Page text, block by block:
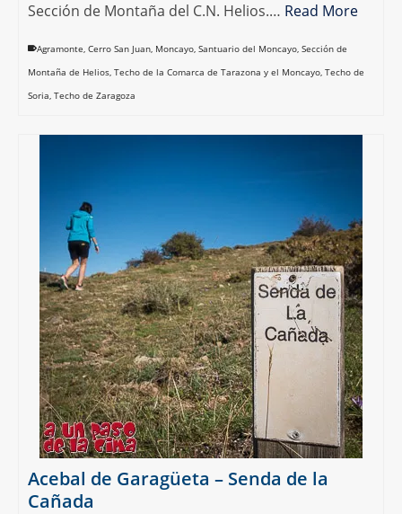
Sección de Montaña del C.N. Helios.… Read More
Agramonte, Cerro San Juan, Moncayo, Santuario del Moncayo, Sección de
Montaña de Helios, Techo de la Comarca de Tarazona y el Moncayo, Techo de
Soria, Techo de Zaragoza
Acebal de Garagüeta – Senda de la
Cañada